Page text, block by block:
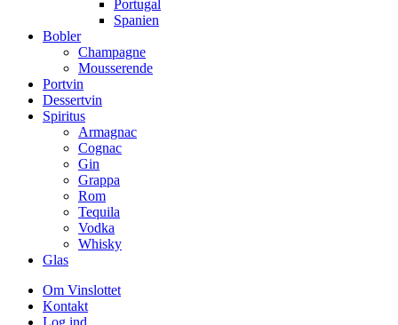
Portugal
Spanien
Bobler
Champagne
Mousserende
Portvin
Dessertvin
Spiritus
Armagnac
Cognac
Gin
Grappa
Rom
Tequila
Vodka
Whisky
Glas
Om Vinslottet
Kontakt
Log ind